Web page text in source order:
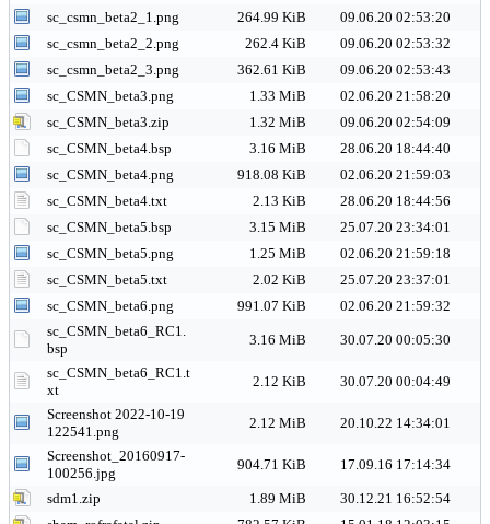
sc_csmn_beta2_1.png
264.99 KiB
09.06.20 02:53:20
sc_csmn_beta2_2.png
262.4 KiB
09.06.20 02:53:32
sc_csmn_beta2_3.png
362.61 KiB
09.06.20 02:53:43
sc_CSMN_beta3.png
1.33 MiB
02.06.20 21:58:20
sc_CSMN_beta3.zip
1.32 MiB
09.06.20 02:54:09
sc_CSMN_beta4.bsp
3.16 MiB
28.06.20 18:44:40
sc_CSMN_beta4.png
918.08 KiB
02.06.20 21:59:03
sc_CSMN_beta4.txt
2.13 KiB
28.06.20 18:44:56
sc_CSMN_beta5.bsp
3.15 MiB
25.07.20 23:34:01
sc_CSMN_beta5.png
1.25 MiB
02.06.20 21:59:18
sc_CSMN_beta5.txt
2.02 KiB
25.07.20 23:37:01
sc_CSMN_beta6.png
991.07 KiB
02.06.20 21:59:32
sc_CSMN_beta6_RC1.
bsp
3.16 MiB
30.07.20 00:05:30
sc_CSMN_beta6_RC1.t
xt
2.12 KiB
30.07.20 00:04:49
Screenshot 2022-10-19
122541.png
2.12 MiB
20.10.22 14:34:01
Screenshot_20160917-
100256.jpg
904.71 KiB 17.09.16 17:14:34
sdm1.zip 1.89 MiB
30.12.21 16:52:54